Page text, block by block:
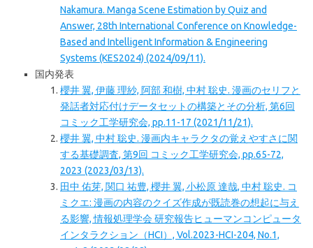
Nakamura. Manga Scene Estimation by Quiz and
Answer, 28th International Conference on Knowledge-
Based and Intelligent Information & Engineering
Systems (KES2024) (2024/09/11).
国内発表
櫻井 翼, 伊藤 理紗, 阿部 和樹, 中村 聡史. 漫画のセリフと
発話者対応付けデータセットの構築とその分析, 第6回
コミック工学研究会, pp.11-17 (2021/11/21).
櫻井 翼, 中村 聡史. 漫画内キャラクタの覚えやすさに関
する基礎調査, 第9回 コミック工学研究会, pp.65-72,
2023 (2023/03/13).
田中 佑芽, 関口 祐豊, 櫻井 翼, 小松原 達哉, 中村 聡史. コ
ミクエ: 漫画の内容のクイズ作成が既読巻の想起に与え
る影響, 情報処理学会 研究報告ヒューマンコンピュータ
インタラクション（HCI）, Vol.2023-HCI-204, No.1,